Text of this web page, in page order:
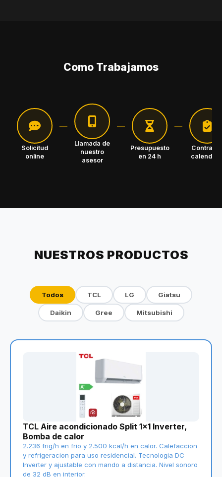
Como Trabajamos
Solicitud
online
Llamada de
nuestro
asesor
Presupuesto
en 24 h
Contrato
NUESTROS PRODUCTOS
Todos TCL LG Giatsu
Daikin Gree Mitsubishi
TCL Aire acondicionado Split 1x1 Inverter,
Bomba de calor
2.236 frig/h en frio y 2.500 kcal/h en calor. Calefaccion
y refrigeracion para uso residencial. Tecnologia DC
Inverter y ajustable con mando a distancia. Nivel sonoro
de 32 dB en interior.